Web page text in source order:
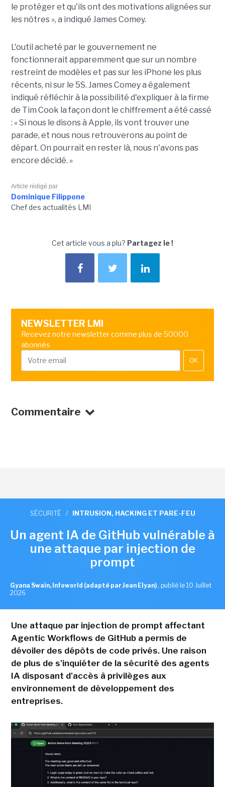
le protéger et qu'ils ont des motivations alignées sur
les nôtres », a indiqué James Comey.
L'outil acheté par le gouvernement ne
fonctionnerait apparemment que sur un nombre
restreint de modèles et pas sur les iPhone les plus
récents, ni sur le 5S. James Comey a également
indiqué réfléchir à la possibilité d'expliquer à la firme
de Tim Cook la façon dont le chiffrement a été cassé
: « Si nous le disons à Apple, ils vont trouver une
parade, et nous nous retrouverons au point de
départ. On pourrait en rester là, nous n'avons pas
encore décidé. »
Article rédigé par
Dominique Filippone
Chef des actualités LMI
Cet article vous a plu? Partagez le !
NEWSLETTER LMI
Recevez notre newsletter comme plus de 50000
abonnés
OK
Commentaire
SÉCURITÉ / INTRUSION, HACKING ET PARE-FEU
Un agent IA de GitHub vulnérable à
une attaque par injection de
prompt
Gyana Swain, Infoworld (adapté par Jean Elyan) , publié le 10 Juillet
2026
Une attaque par injection de prompt affectant
Agentic Workflows de GitHub a permis de
dévoiler des dépôts de code privés. Une raison
de plus de s'inquiéter de la sécurité des agents
IA disposant d'accès à privilèges aux
environnement de développement des
entreprises.